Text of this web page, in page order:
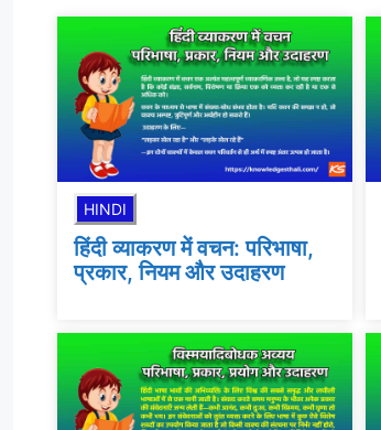
HINDI
हिंदी व्याकरण में वचन: परिभाषा,
प्रकार, नियम और उदाहरण